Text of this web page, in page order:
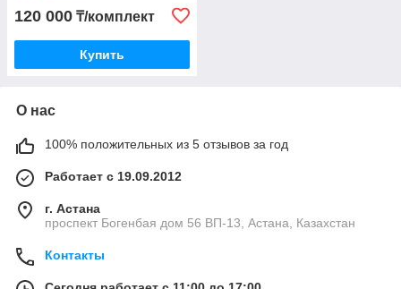
120 000 ₸/комплект
Купить
О нас
100% положительных из 5 отзывов за год
Работает с 19.09.2012
г. Астана
проспект Богенбая дом 56 ВП-13, Астана, Казахстан
Контакты